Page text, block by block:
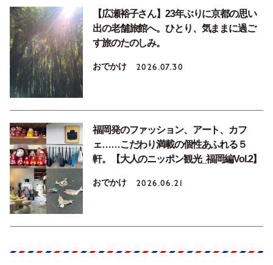
【広瀬裕子さん】23年ぶりに京都の思い
出の老舗旅館へ。ひとり、気ままに過ご
す旅のたのしみ。
おでかけ 2026.07.30
福岡発のファッション、アート、カフ
ェ……こだわり満載の個性あふれる５
軒。【大人のニッポン観光_福岡編Vol.2】
おでかけ 2026.06.21